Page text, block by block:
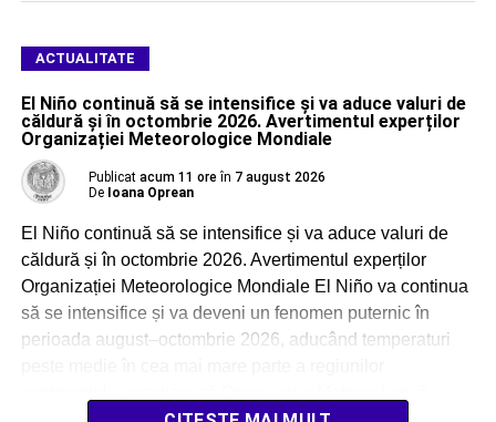
ACTUALITATE
El Niño continuă să se intensifice și va aduce valuri de
căldură și în octombrie 2026. Avertimentul experților
Organizației Meteorologice Mondiale
Publicat acum 11 ore în 7 august 2026
De Ioana Oprean
El Niño continuă să se intensifice și va aduce valuri de
căldură și în octombrie 2026. Avertimentul experților
Organizației Meteorologice Mondiale El Niño va continua
să se intensifice și va deveni un fenomen puternic în
perioada august–octombrie 2026, aducând temperaturi